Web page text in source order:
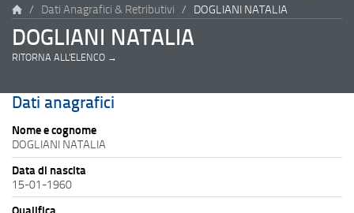
Dati Anagrafici & Retributivi DOGLIANI NATALIA
DOGLIANI NATALIA
RITORNA ALL'ELENCO →
Dati anagrafici
Nome e cognome
DOGLIANI NATALIA
Data di nascita
15-01-1960
Qualifica